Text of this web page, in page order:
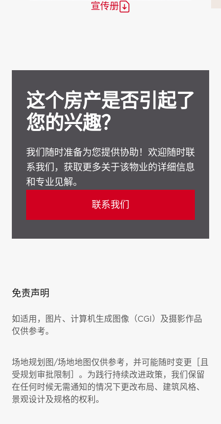
宣传册
这个房产是否引起了
您的兴趣？
我们随时准备为您提供协助！欢迎随时联
系我们，获取更多关于该物业的详细信息
和专业见解。
联系我们
免责声明
如适用，图片、计算机生成图像（CGI）及摄影作品
仅供参考。
场地规划图/场地地图仅供参考，并可能随时变更［且
受规划审批限制］。为践行持续改进政策，我们保留
在任何时候无需通知的情况下更改布局、建筑风格、
景观设计及规格的权利。